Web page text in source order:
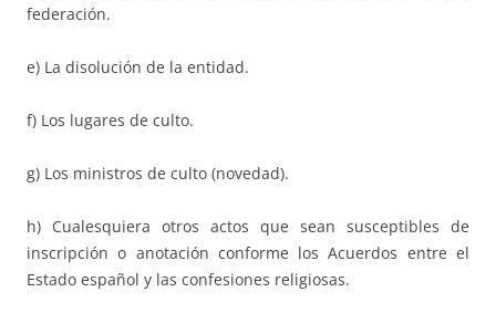
federación.
e) La disolución de la entidad.
f) Los lugares de culto.
g) Los ministros de culto (novedad).
h) Cualesquiera otros actos que sean susceptibles de
inscripción o anotación conforme los Acuerdos entre el
Estado español y las confesiones religiosas.